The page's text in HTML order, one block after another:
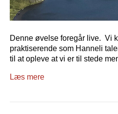
Denne øvelse foregår live. Vi
praktiserende som Hanneli
til at opleve at vi er til stede
Læs mere